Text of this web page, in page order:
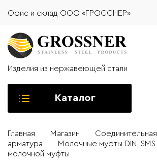
Офис и склад ООО «ГРОССНЕР»
Изделия из нержавеющей стали
Каталог
Главная Магазин
Соединительная
арматура
Молочные муфты DIN, SMS
молочной муфты